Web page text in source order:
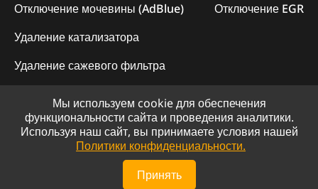
Отключение мочевины (AdBlue)
Отключение EGR
Удаление катализатора
Удаление сажевого фильтра
© 2023 - Официальный сайт "ChipLogic"
Политика конфиденциальности
Сайт разработан компанией DS-ART
Мы используем cookie для обеспечения
функциональности сайта и проведения аналитики.
Используя наш сайт, вы принимаете условия нашей
Политики конфиденциальности.
Принять